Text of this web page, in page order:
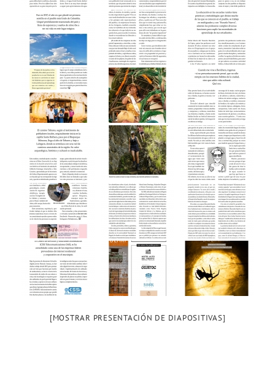
[MOSTRAR PRESENTACIÓN DE DIAPOSITIVAS]